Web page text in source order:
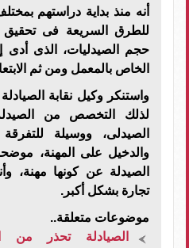
أنه منذ بداية دراستهم
للطرق السريعة فى تحقيق
حجم الصيدليات، الذى أدى
الخاص بالمعمل ومن ثم
واستنكر وكيل نقابة
لذلك التخصص من
الصيدلى، ووسيلة
والدخيل على المهنة،
الصيدلة عن كونها مهنة،
تجارة بشكل أكبر.
موضوعات متعلقة..
الصيادلة تحذر من